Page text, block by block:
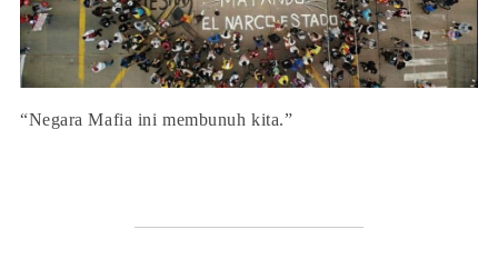
“Negara Mafia ini membunuh kita.”